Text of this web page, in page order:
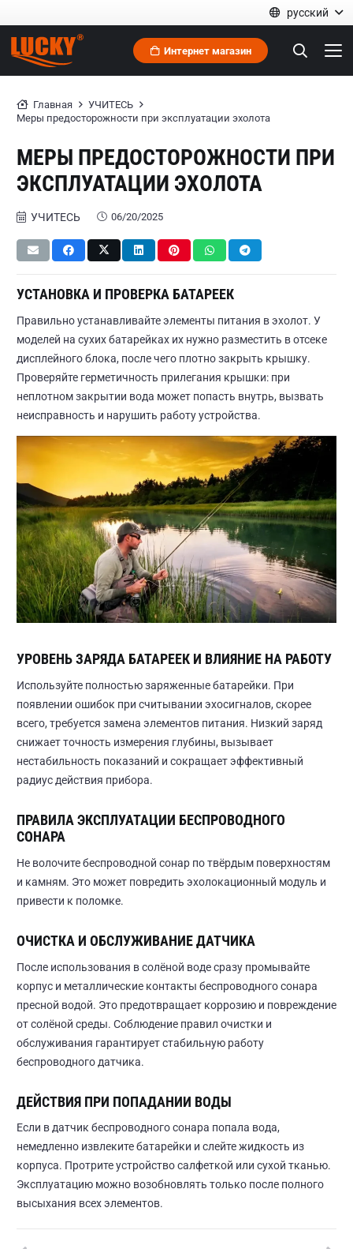
русский
Интернет магазин
Главная
УЧИТЕСЬ
Меры предосторожности при эксплуатации эхолота
МЕРЫ ПРЕДОСТОРОЖНОСТИ ПРИ
ЭКСПЛУАТАЦИИ ЭХОЛОТА
УЧИТЕСЬ 06/20/2025
УСТАНОВКА И ПРОВЕРКА БАТАРЕЕК
Правильно устанавливайте элементы питания в эхолот. У
моделей на сухих батарейках их нужно разместить в отсеке
дисплейного блока, после чего плотно закрыть крышку.
Проверяйте герметичность прилегания крышки: при
неплотном закрытии вода может попасть внутрь, вызвать
неисправность и нарушить работу устройства.
УРОВЕНЬ ЗАРЯДА БАТАРЕЕК И ВЛИЯНИЕ НА РАБОТУ
Используйте полностью заряженные батарейки. При
появлении ошибок при считывании эхосигналов, скорее
всего, требуется замена элементов питания. Низкий заряд
снижает точность измерения глубины, вызывает
нестабильность показаний и сокращает эффективный
радиус действия прибора.
ПРАВИЛА ЭКСПЛУАТАЦИИ БЕСПРОВОДНОГО
СОНАРА
Не волочите беспроводной сонар по твёрдым поверхностям
и камням. Это может повредить эхолокационный модуль и
привести к поломке.
ОЧИСТКА И ОБСЛУЖИВАНИЕ ДАТЧИКА
После использования в солёной воде сразу промывайте
корпус и металлические контакты беспроводного сонара
пресной водой. Это предотвращает коррозию и повреждение
от солёной среды. Соблюдение правил очистки и
обслуживания гарантирует стабильную работу
беспроводного датчика.
ДЕЙСТВИЯ ПРИ ПОПАДАНИИ ВОДЫ
Если в датчик беспроводного сонара попала вода,
немедленно извлеките батарейки и слейте жидкость из
корпуса. Протрите устройство салфеткой или сухой тканью.
Эксплуатацию можно возобновлять только после полного
высыхания всех элементов.